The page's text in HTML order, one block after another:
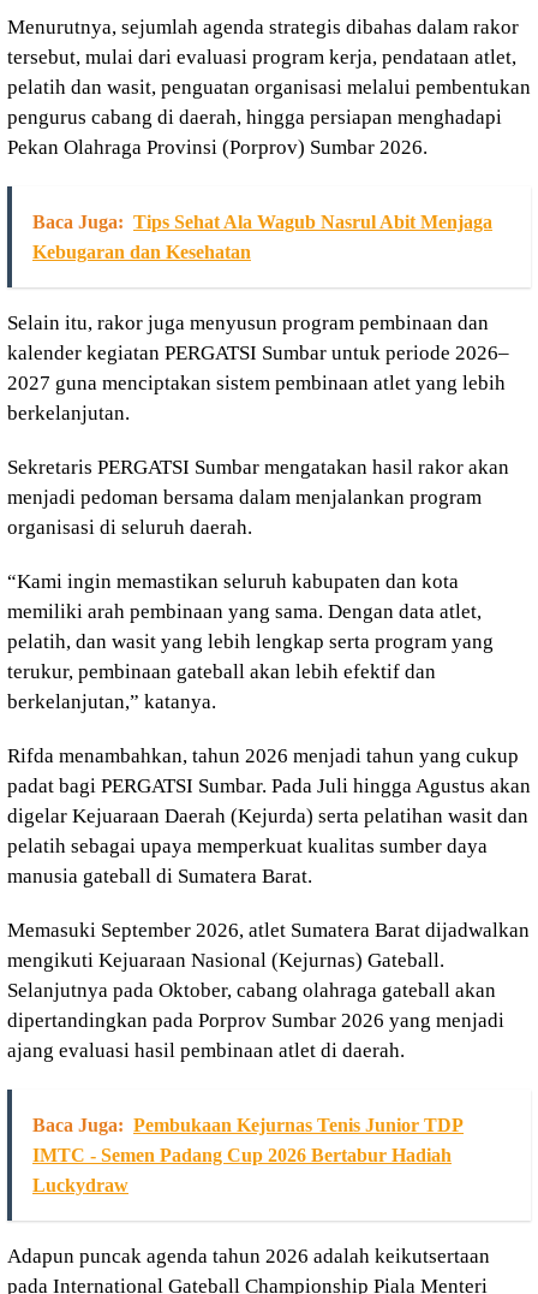
Menurutnya, sejumlah agenda strategis dibahas dalam rakor
tersebut, mulai dari evaluasi program kerja, pendataan atlet,
pelatih dan wasit, penguatan organisasi melalui pembentukan
pengurus cabang di daerah, hingga persiapan menghadapi
Pekan Olahraga Provinsi (Porprov) Sumbar 2026.
Baca Juga: Tips Sehat Ala Wagub Nasrul Abit Menjaga
Kebugaran dan Kesehatan
Selain itu, rakor juga menyusun program pembinaan dan
kalender kegiatan PERGATSI Sumbar untuk periode 2026–
2027 guna menciptakan sistem pembinaan atlet yang lebih
berkelanjutan.
Sekretaris PERGATSI Sumbar mengatakan hasil rakor akan
menjadi pedoman bersama dalam menjalankan program
organisasi di seluruh daerah.
“Kami ingin memastikan seluruh kabupaten dan kota
memiliki arah pembinaan yang sama. Dengan data atlet,
pelatih, dan wasit yang lebih lengkap serta program yang
terukur, pembinaan gateball akan lebih efektif dan
berkelanjutan,” katanya.
Rifda menambahkan, tahun 2026 menjadi tahun yang cukup
padat bagi PERGATSI Sumbar. Pada Juli hingga Agustus akan
digelar Kejuaraan Daerah (Kejurda) serta pelatihan wasit dan
pelatih sebagai upaya memperkuat kualitas sumber daya
manusia gateball di Sumatera Barat.
Memasuki September 2026, atlet Sumatera Barat dijadwalkan
mengikuti Kejuaraan Nasional (Kejurnas) Gateball.
Selanjutnya pada Oktober, cabang olahraga gateball akan
dipertandingkan pada Porprov Sumbar 2026 yang menjadi
ajang evaluasi hasil pembinaan atlet di daerah.
Baca Juga: Pembukaan Kejurnas Tenis Junior TDP
IMTC - Semen Padang Cup 2026 Bertabur Hadiah
Luckydraw
Adapun puncak agenda tahun 2026 adalah keikutsertaan
pada International Gateball Championship Piala Menteri